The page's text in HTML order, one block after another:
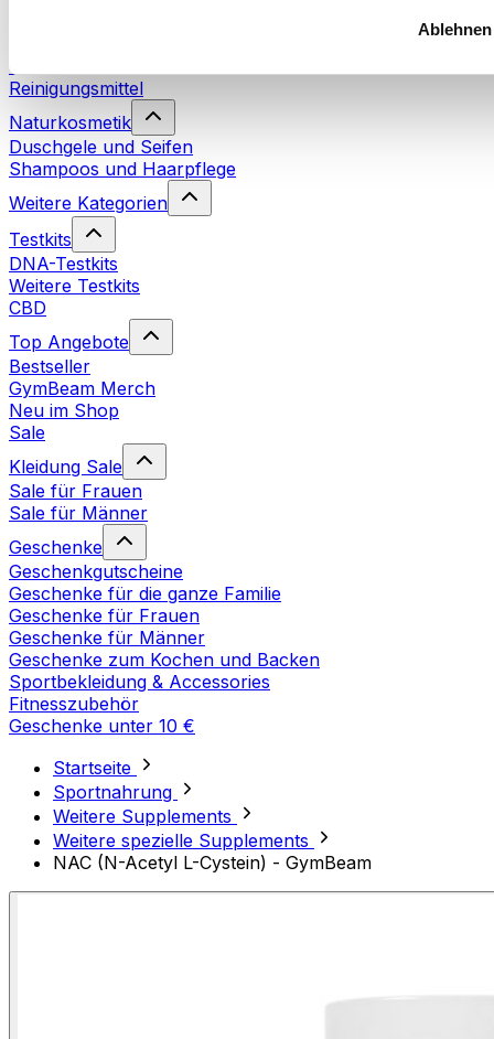
Ablehnen
Waschmittel
Reinigungsmittel
Naturkosmetik
Duschgele und Seifen
Shampoos und Haarpflege
Weitere Kategorien
Testkits
DNA-Testkits
Weitere Testkits
CBD
Top Angebote
Bestseller
GymBeam Merch
Neu im Shop
Sale
Kleidung Sale
Sale für Frauen
Sale für Männer
Geschenke
Geschenkgutscheine
Geschenke für die ganze Familie
Geschenke für Frauen
Geschenke für Männer
Geschenke zum Kochen und Backen
Sportbekleidung & Accessories
Fitnesszubehör
Geschenke unter 10 €
Startseite
Sportnahrung
Weitere Supplements
Weitere spezielle Supplements
NAC (N-Acetyl L-Cystein) - GymBeam